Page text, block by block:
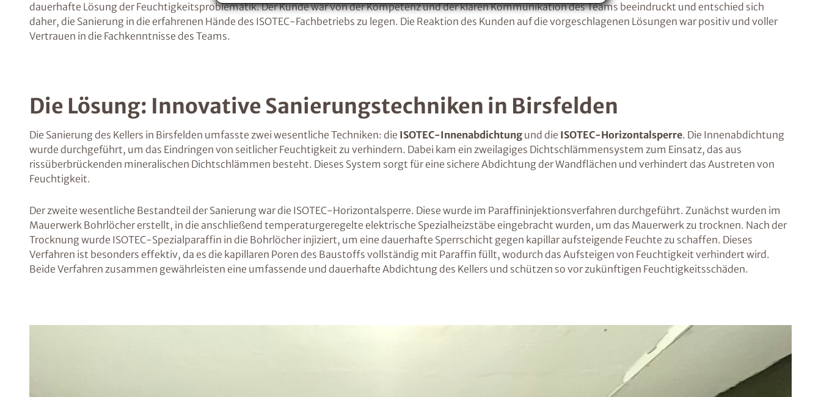
dauerhafte Lösung der Feuchtigkeitsproblematik. Der Kunde war von der Kompetenz und der klaren Kommunikation des Teams beeindruckt und entschied sich
daher, die Sanierung in die erfahrenen Hände des ISOTEC-Fachbetriebs zu legen. Die Reaktion des Kunden auf die vorgeschlagenen Lösungen war positiv und voller
Vertrauen in die Fachkenntnisse des Teams.
Die Lösung: Innovative Sanierungstechniken in Birsfelden
Die Sanierung des Kellers in Birsfelden umfasste zwei wesentliche Techniken: die ISOTEC-Innenabdichtung und die ISOTEC-Horizontalsperre. Die Innenabdichtung
wurde durchgeführt, um das Eindringen von seitlicher Feuchtigkeit zu verhindern. Dabei kam ein zweilagiges Dichtschlämmensystem zum Einsatz, das aus
rissüberbrückenden mineralischen Dichtschlämmen besteht. Dieses System sorgt für eine sichere Abdichtung der Wandflächen und verhindert das Austreten von
Feuchtigkeit.
Der zweite wesentliche Bestandteil der Sanierung war die ISOTEC-Horizontalsperre. Diese wurde im Paraffininjektionsverfahren durchgeführt. Zunächst wurden im
Mauerwerk Bohrlöcher erstellt, in die anschließend temperaturgeregelte elektrische Spezialheizstäbe eingebracht wurden, um das Mauerwerk zu trocknen. Nach der
Trocknung wurde ISOTEC-Spezialparaffin in die Bohrlöcher injiziert, um eine dauerhafte Sperrschicht gegen kapillar aufsteigende Feuchte zu schaffen. Dieses
Verfahren ist besonders effektiv, da es die kapillaren Poren des Baustoffs vollständig mit Paraffin füllt, wodurch das Aufsteigen von Feuchtigkeit verhindert wird.
Beide Verfahren zusammen gewährleisten eine umfassende und dauerhafte Abdichtung des Kellers und schützen so vor zukünftigen Feuchtigkeitsschäden.